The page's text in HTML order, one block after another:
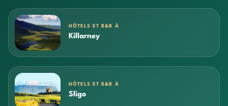
HÔTELS ET B&B À
Killarney
HÔTELS ET B&B À
Sligo